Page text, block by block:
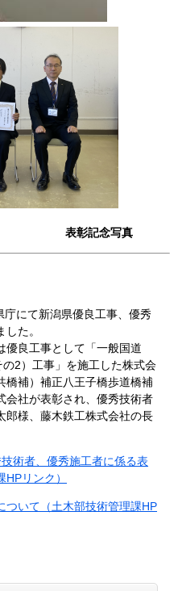
記念写真
にて新潟県優良工事、優秀
た。
良工事として「一般国道
2）工事」を施工した株式会
橋補）補正八王子橋歩道橋補
会社が表彰され、優秀技術者
郎様、藤木鉄工株式会社の長
術者、優秀施工者に係る表
リンク）
ついて（土木部技術管理課HP